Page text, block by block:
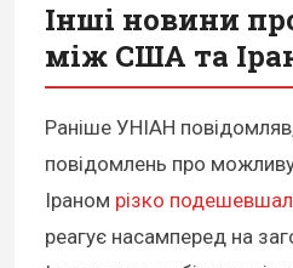
Інші новини
між США та
Раніше УНІАН
повідомлень про
Іраном різко
реагує насамперед на